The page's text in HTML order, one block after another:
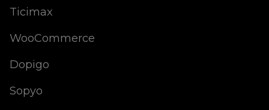
Ticimax
WooCommerce
Dopigo
Sopyo